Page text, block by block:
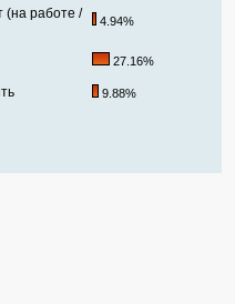
(на работе /
4.94%
27.16%
9.88%